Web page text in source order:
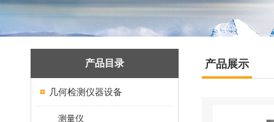
产品目录
几何检测仪器设备
测量仪
产品展示